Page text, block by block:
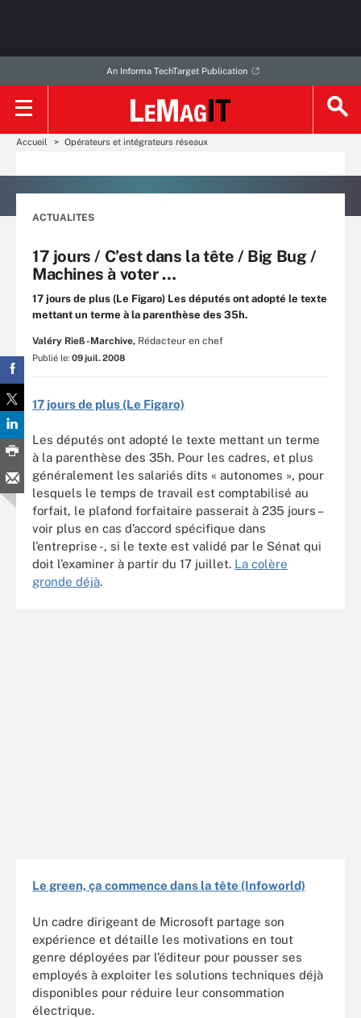
An Informa TechTarget Publication
Accueil Opérateurs et intégrateurs réseaux
ACTUALITES
17 jours / C’est dans la tête / Big Bug /
Machines à voter …
17 jours de plus (Le Figaro) Les députés ont adopté le texte
mettant un terme à la parenthèse des 35h.
Valéry Rieß-Marchive, Rédacteur en chef
Publié le: 09 juil. 2008
17 jours de plus (Le Figaro)
Les députés ont adopté le texte mettant un terme
à la parenthèse des 35h. Pour les cadres, et plus
généralement les salariés dits « autonomes », pour
lesquels le temps de travail est comptabilisé au
forfait, le plafond forfaitaire passerait à 235 jours –
voir plus en cas d’accord spécifique dans
l’entreprise -, si le texte est validé par le Sénat qui
doit l’examiner à partir du 17 juillet. La colère
gronde déjà.
Le green, ça commence dans la tête (Infoworld)
Un cadre dirigeant de Microsoft partage son
expérience et détaille les motivations en tout
genre déployées par l’éditeur pour pousser ses
employés à exploiter les solutions techniques déjà
disponibles pour réduire leur consommation
électrique.